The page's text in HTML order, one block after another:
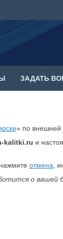
ЗАДАТЬ
» по внешней
kalitki.ru и
отмена ,
о вашей